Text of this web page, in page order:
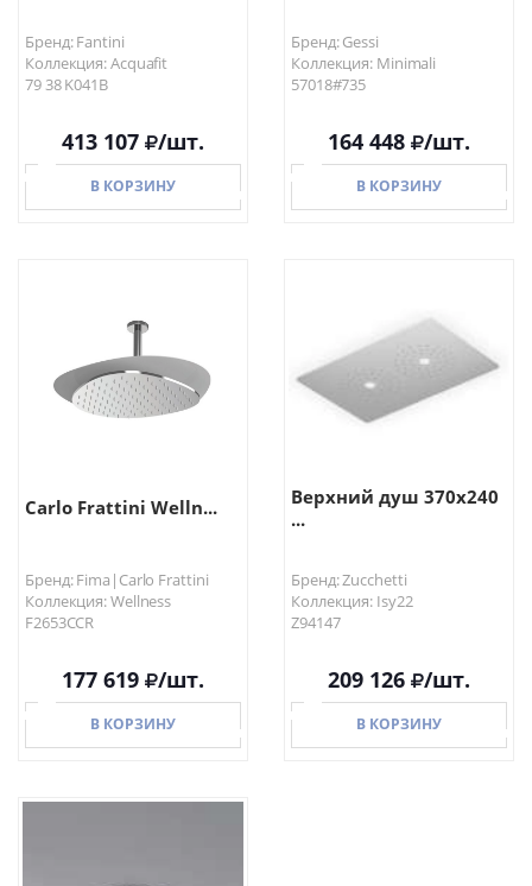
Бренд: Fantini
Коллекция: Acquafit
79 38 K041B
413 107 /шт.
В КОРЗИНУ
В КОРЗИНУ
Бренд: Gessi
Коллекция: Minimali
57018#735
164 448 /шт.
В КОРЗИНУ
В КОРЗИНУ
Carlo Frattini Welln...
Бренд: Fima|Carlo Frattini
Коллекция: Wellness
F2653CCR
177 619 /шт.
В КОРЗИНУ
Верхний душ 370х240
...
Бренд: Zucchetti
Коллекция: Isy22
Z94147
209 126 /шт.
В КОРЗИНУ